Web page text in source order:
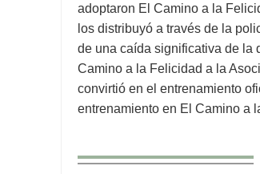
adoptaron El Camino a la
los distribuyó a través de la
de una caída significativa de la
Camino a la Felicidad a la
convirtió en el entrenamiento
entrenamiento en El Camino a